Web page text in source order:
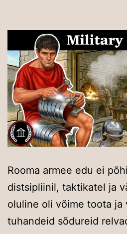
Rooma armee edu ei
distsipliinil, taktikatel ja
oluline oli võime toota ja
tuhandeid sõdureid